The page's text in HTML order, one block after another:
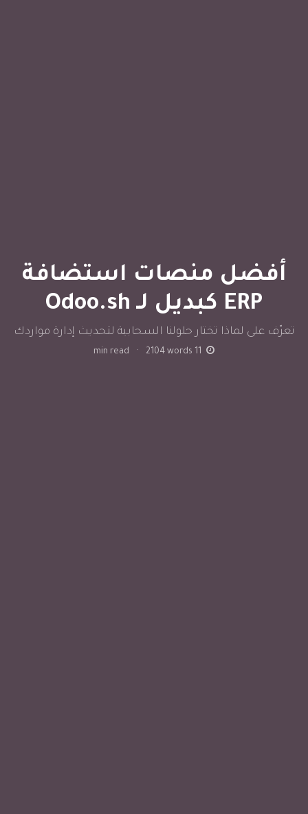
أفضل منصات استضافة
ERP كبديل لـ Odoo.sh
تعرّف على لماذا تختار حلولنا السحابية لتحديث إدارة مواردك
11
min read · 2104 words